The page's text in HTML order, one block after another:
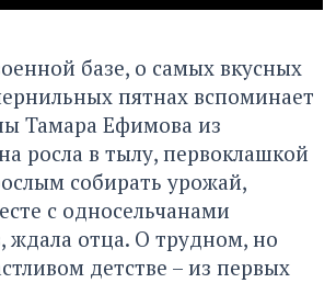
базе, о самых вкусных
пятнах вспоминает
Тамара Ефимова из
росла в тылу, первоклашкой
собирать урожай,
с односельчанами
ждала отца. О трудном, но
детстве – из первых